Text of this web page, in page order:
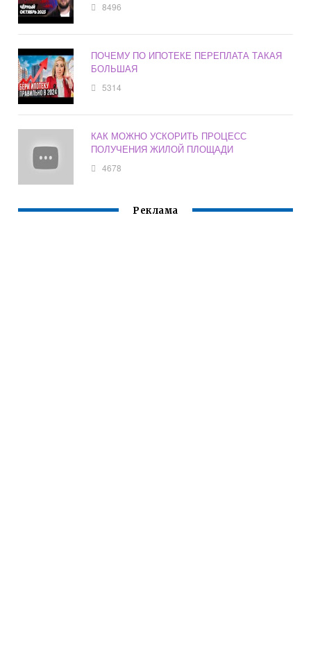
8496
ПОЧЕМУ ПО ИПОТЕКЕ ПЕРЕПЛАТА ТАКАЯ
БОЛЬШАЯ
5314
КАК МОЖНО УСКОРИТЬ ПРОЦЕСС
ПОЛУЧЕНИЯ ЖИЛОЙ ПЛОЩАДИ
4678
Реклама